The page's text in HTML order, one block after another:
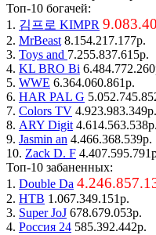
Топ-10 богачей:
1. 김프로 KIMPR
2. MrBeast 8.154.217.177р.
3. Toys and 7.255.837.615р.
4. KL BRO Bi
5. WWE 6.364.060.861р.
6. HAR PAL G
7. Colors TV 4.923.983.349р.
8. ARY Digit 4.614.563.538р.
9. Jasmin an 4.466.368.539р.
10. Zack D. F
Топ-10 забаненных:
1. Double Da
2. НТВ 1.067.349.151р.
3. Super JoJ 678.679.053р.
4. Россия 24 585.392.442р.